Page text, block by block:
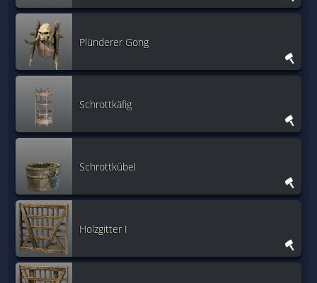
Plünderer Gong
Schrottkäfig
Schrottkübel
Holzgitter I